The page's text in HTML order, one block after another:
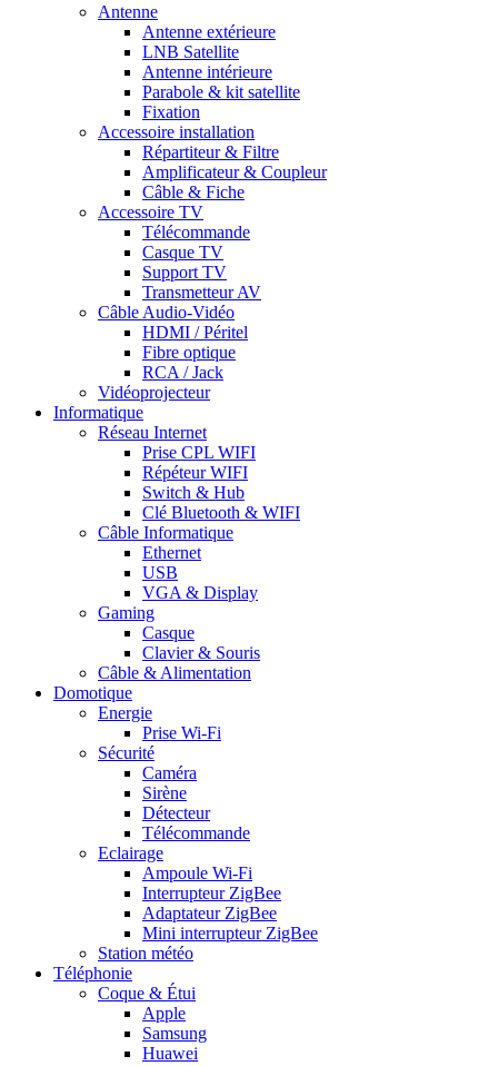
Antenne
Antenne extérieure
LNB Satellite
Antenne intérieure
Parabole & kit satellite
Fixation
Accessoire installation
Répartiteur & Filtre
Amplificateur & Coupleur
Câble & Fiche
Accessoire TV
Télécommande
Casque TV
Support TV
Transmetteur AV
Câble Audio-Vidéo
HDMI / Péritel
Fibre optique
RCA / Jack
Vidéoprojecteur
Informatique
Réseau Internet
Prise CPL WIFI
Répéteur WIFI
Switch & Hub
Clé Bluetooth & WIFI
Câble Informatique
Ethernet
USB
VGA & Display
Gaming
Casque
Clavier & Souris
Câble & Alimentation
Domotique
Energie
Prise Wi-Fi
Sécurité
Caméra
Sirène
Détecteur
Télécommande
Eclairage
Ampoule Wi-Fi
Interrupteur ZigBee
Adaptateur ZigBee
Mini interrupteur ZigBee
Station météo
Téléphonie
Coque & Étui
Apple
Samsung
Huawei